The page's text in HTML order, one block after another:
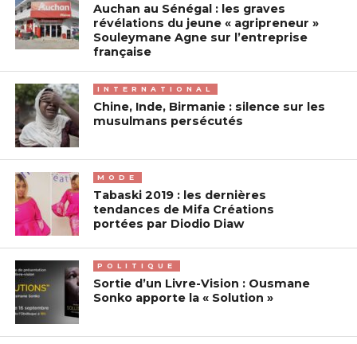
Auchan au Sénégal : les graves
révélations du jeune « agripreneur »
Souleymane Agne sur l’entreprise
française
INTERNATIONAL
Chine, Inde, Birmanie : silence sur les
musulmans persécutés
MODE
Tabaski 2019 : les dernières
tendances de Mifa Créations
portées par Diodio Diaw
POLITIQUE
Sortie d’un Livre-Vision : Ousmane
Sonko apporte la « Solution »